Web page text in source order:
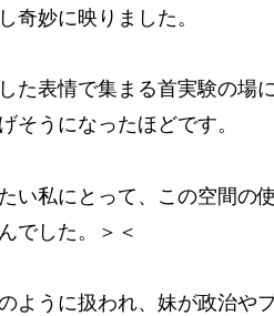
奇妙に映りました。
た表情で集まる首実験の場
そうになったほどです。
い私にとって、この空間の
でした。＞＜
ように扱われ、妹が政治や